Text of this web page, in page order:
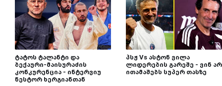
ტატოს ტალანტი და
ბექაური-მაისურაძის
კონკურენცია - ინტერვიუ
ნესტორ ხერგიანთან
პსჟ Vs ასტონ ვილა
ლიდერების გარეშე - ვინ არ
ითამაშებს სუპერ თასზე